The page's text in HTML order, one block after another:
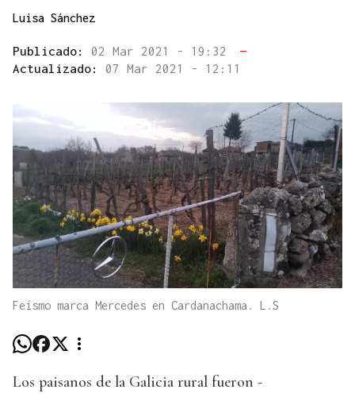
Luisa Sánchez
Publicado: 02 Mar 2021 - 19:32
—
Actualizado: 07 Mar 2021 - 12:11
Feísmo marca Mercedes en Cardanachama. L.S
Los paisanos de la Galicia rural fueron -